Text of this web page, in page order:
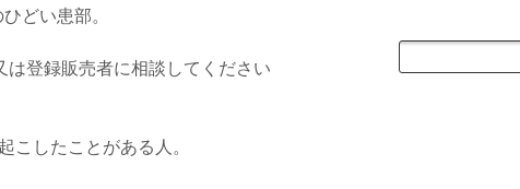
どい患部。
登録販売者に相談してください
こしたことがある人。